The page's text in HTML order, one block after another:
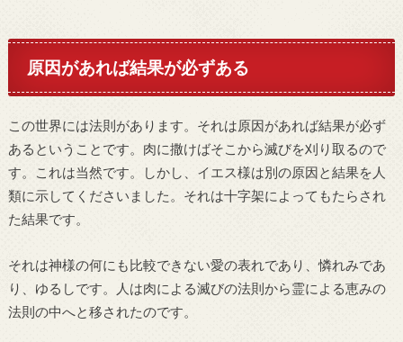
原因があれば結果が必ずある
この世界には法則があります。それは原因があれば結果が必ず
あるということです。肉に撒けばそこから滅びを刈り取るので
す。これは当然です。しかし、イエス様は別の原因と結果を人
類に示してくださいました。それは十字架によってもたらされ
た結果です。
それは神様の何にも比較できない愛の表れであり、憐れみであ
り、ゆるしです。人は肉による滅びの法則から霊による恵みの
法則の中へと移されたのです。